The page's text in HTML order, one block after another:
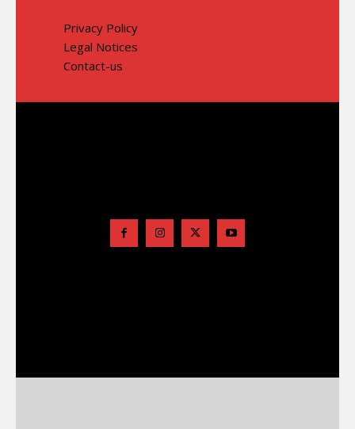
Privacy Policy
Legal Notices
Contact-us